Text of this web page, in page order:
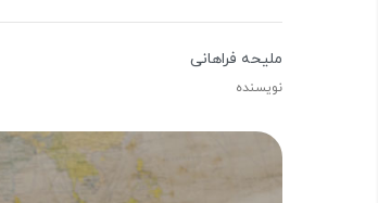
ملیحه فراهانی
نویسنده